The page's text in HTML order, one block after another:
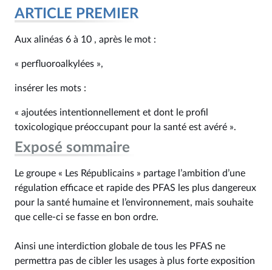
ARTICLE PREMIER
Aux alinéas 6 à 10 , après le mot :
« perfluoroalkylées »,
insérer les mots :
« ajoutées intentionnellement et dont le profil
toxicologique préoccupant pour la santé est avéré ».
Exposé sommaire
Le groupe « Les Républicains » partage l’ambition d’une
régulation efficace et rapide des PFAS les plus dangereux
pour la santé humaine et l’environnement, mais souhaite
que celle-ci se fasse en bon ordre.
Ainsi une interdiction globale de tous les PFAS ne
permettra pas de cibler les usages à plus forte exposition